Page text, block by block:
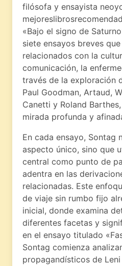
filósofa y ensayista
«Bajo el signo de
siete ensayos breves
relacionados con la
comunicación, la
través de la exploración
Paul Goodman, Artaud,
Canetti y Roland
mirada profunda y
En cada ensayo, Sontag
aspecto único, sino que
central como punto de
adentra en las
relacionadas. Este
de viaje sin rumbo fijo
inicial, donde examina
diferentes facetas y
en el ensayo titulado
Sontag comienza
propagandísticos de